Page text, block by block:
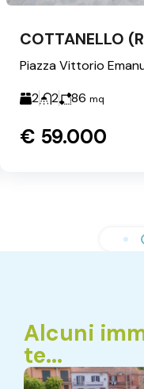
2
2 86 mq
€ 59.000
Alcuni
te...